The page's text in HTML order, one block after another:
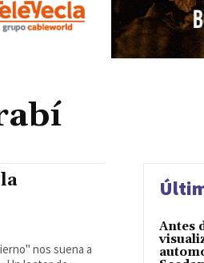
nos suena a
Antes